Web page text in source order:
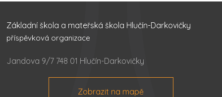
Základní škola a mateřská škola Hlučín-Darkovičky
příspěvková organizace
Jandova 9/7 748 01 Hlučín-Darkovičky
Zobrazit na mapě